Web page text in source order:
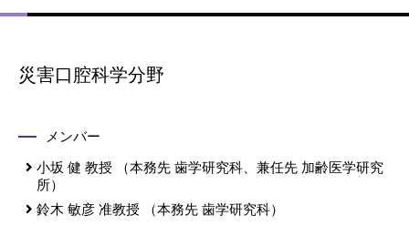
災害口腔科学分野
メンバー
小坂 健 教授
（本務先 歯学研究科、兼任先 加齢医学研究
所）
鈴木 敏彦 准教授 （本務先 歯学研究科）